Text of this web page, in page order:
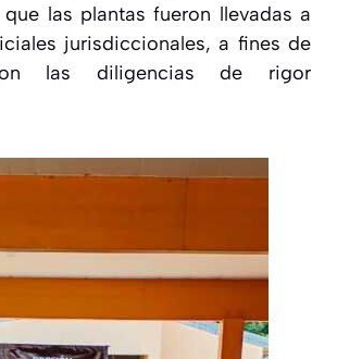
las plantas fueron llevadas a
jurisdiccionales, a fines de
las diligencias de rigor